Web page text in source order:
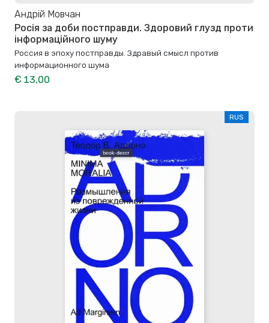
Андрій Мовчан
Росія за доби постправди. Здоровий глузд проти
інформаційного шуму
Россия в эпоху постправды. Здравый смысл против
информационного шума
€ 13,00
RUS